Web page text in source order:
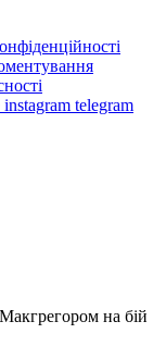
instagram telegram
на бій